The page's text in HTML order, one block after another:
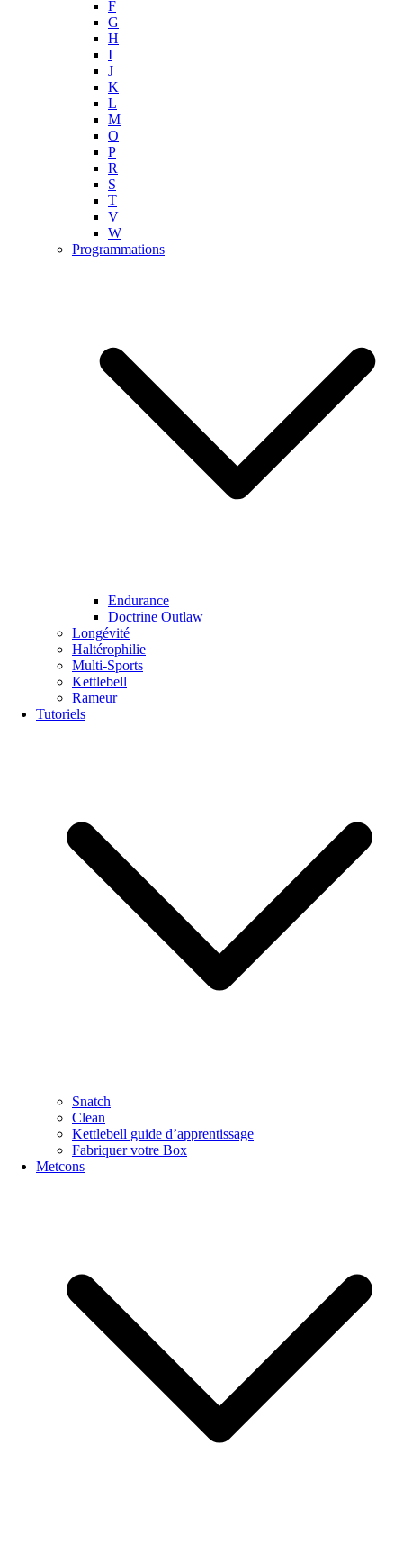
F
G
H
I
J
K
L
M
O
P
R
S
T
V
W
Programmations
Endurance
Doctrine Outlaw
Longévité
Haltérophilie
Multi-Sports
Kettlebell
Rameur
Tutoriels
Snatch
Clean
Kettlebell guide d’apprentissage
Fabriquer votre Box
Metcons